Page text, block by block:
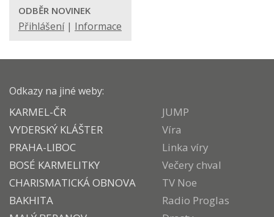
ODBĚR NOVINEK
Přihlášení| Informace
Odkazy na jiné weby:
KARMEL-ČR
VYDERSKÝ KLÁŠTER
PRAHA-LIBOC
BOSÉ KARMELITKY
CHARISMATICKÁ OBNOVA
BAKHITA
JUMP
Víra
Linka víry
Večery chval
TV Noe
Radio Proglas